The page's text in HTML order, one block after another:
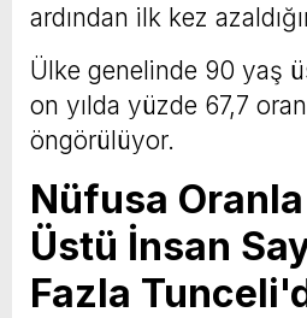
ardından ilk kez
Ülke genelinde 90 yaş
on yılda yüzde 67,7
öngörülüyor.
Nüfusa
Üstü İnsan
Fazla